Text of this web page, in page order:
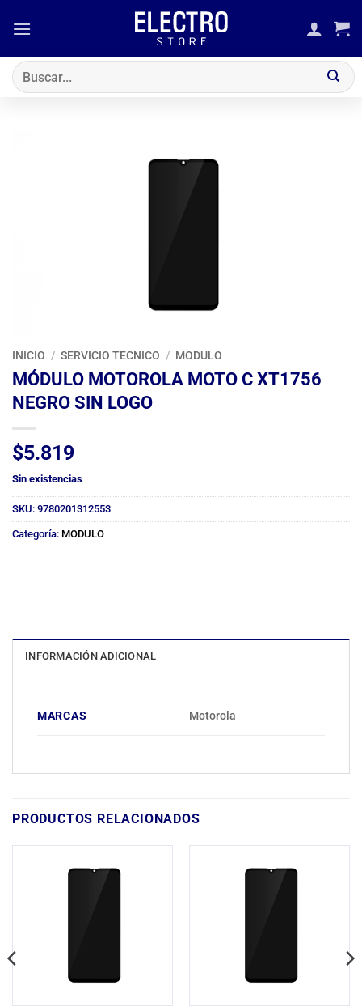
Buscar
por:
INICIO / SERVICIO TECNICO / MODULO
MÓDULO MOTOROLA MOTO C XT1756
NEGRO SIN LOGO
$5.819
Sin existencias
SKU: 9780201312553
Categoría: MODULO
INFORMACIÓN ADICIONAL
MARCAS Motorola
PRODUCTOS RELACIONADOS